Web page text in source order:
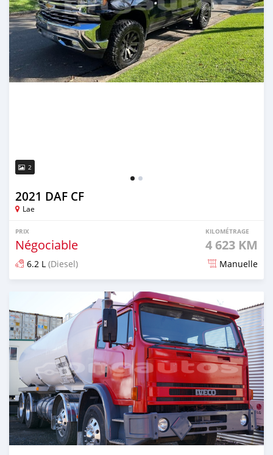
2
2021 DAF CF
Lae
PRIX
Négociable
KILOMÉTRAGE
4 623 KM
6.2 L (Diesel) Manuelle
Publié il y a plus de 4 ans